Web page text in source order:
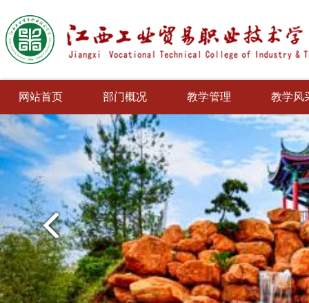
网站首页 部门概况 教学管理 教学风